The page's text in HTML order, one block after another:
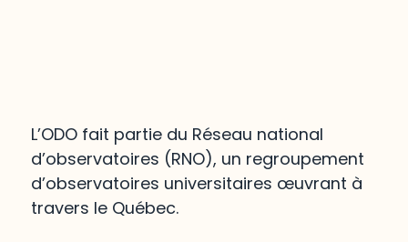
L’ODO fait partie du Réseau national
d’observatoires (RNO), un regroupement
d’observatoires universitaires œuvrant à
travers le Québec.